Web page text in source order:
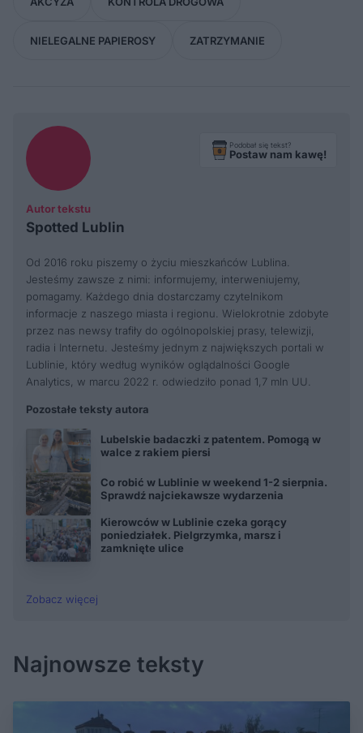
NIELEGALNE PAPIEROSY ZATRZYMANIE
Autor tekstu
Spotted Lublin
Podobał się tekst?
Postaw nam kawę!
Od 2016 roku piszemy o życiu mieszkańców Lublina.
Jesteśmy zawsze z nimi: informujemy, interweniujemy,
pomagamy. Każdego dnia dostarczamy czytelnikom
informacje z naszego miasta i regionu. Wielokrotnie zdobyte
przez nas newsy trafiły do ogólnopolskiej prasy, telewizji,
radia i Internetu. Jesteśmy jednym z największych portali w
Lublinie, który według wyników oglądalności Google
Analytics, w marcu 2022 r. odwiedziło ponad 1,7 mln UU.
Pozostałe teksty autora
Lubelskie badaczki z patentem. Pomogą w
walce z rakiem piersi
Co robić w Lublinie w weekend 1-2 sierpnia.
Sprawdź najciekawsze wydarzenia
Kierowców w Lublinie czeka gorący
poniedziałek. Pielgrzymka, marsz i
zamknięte ulice
Zobacz więcej
Najnowsze teksty